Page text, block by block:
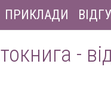
ПРИКЛАДИ
-